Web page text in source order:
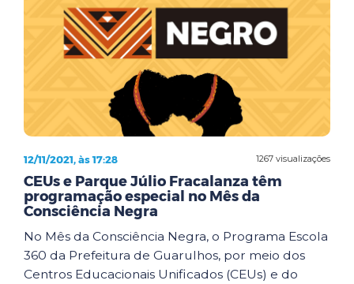
1267 visualizações
12/11/2021, às 17:28
CEUs e Parque Júlio Fracalanza têm
programação especial no Mês da
Consciência Negra
No Mês da Consciência Negra, o Programa Escola
360 da Prefeitura de Guarulhos, por meio dos
Centros Educacionais Unificados (CEUs) e do